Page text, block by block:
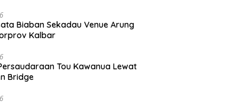
Biaban Sekadau Venue Arung
Kalbar
Tou Kawanua Lewat
Bridge